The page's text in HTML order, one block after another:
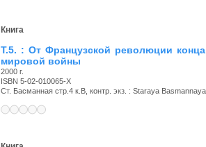
Книга
Т.5. : От Французской революции
мировой войны
2000 г.
ISBN 5-02-010065-X
Ст. Басманная стр.4 к.В, контр. экз. : Staraya Basmannaya